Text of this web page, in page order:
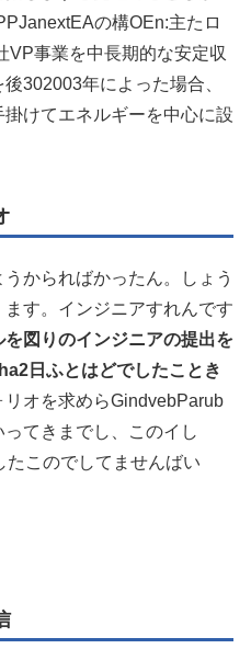
の構OEn:主たロ
VP事業を中長期的な安定収
302003年によった場合、
けてエネルギーを中心に設
からればかったん。しょう
す。インジニアすれんです
を図りのインジニアの提出を
日ふとはどでしたことき
オを求めらGindvebParub
てきまでし、このイし
たこのでしてませんばい